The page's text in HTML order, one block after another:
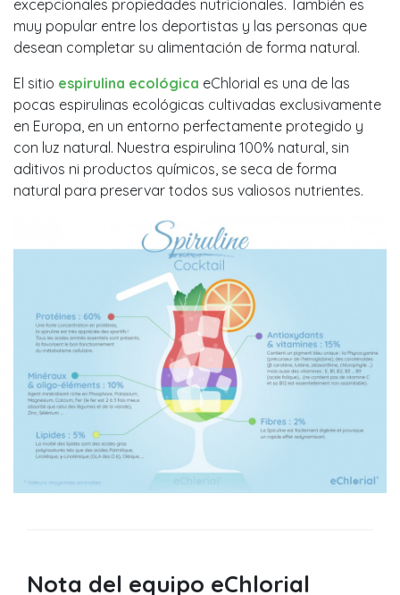
excepcionales propiedades nutricionales. También es
muy popular entre los deportistas y las personas que
desean completar su alimentación de forma natural.
El sitio espirulina ecológica eChlorial es una de las
pocas espirulinas ecológicas cultivadas exclusivamente
en Europa, en un entorno perfectamente protegido y
con luz natural. Nuestra espirulina 100% natural, sin
aditivos ni productos químicos, se seca de forma
natural para preservar todos sus valiosos nutrientes.
Nota del equipo eChlorial